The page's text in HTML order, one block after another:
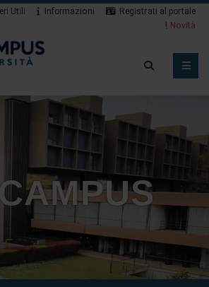
Utili Informazioni
Registrati al portale
Novità